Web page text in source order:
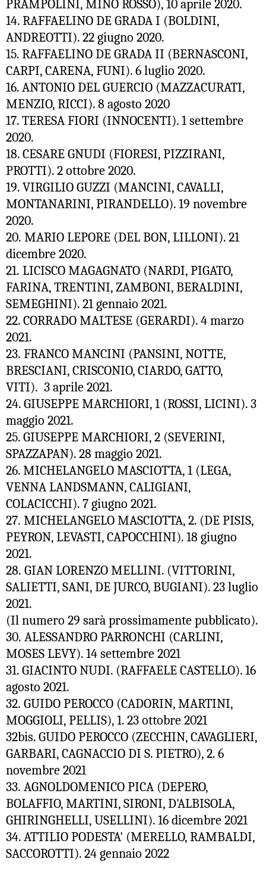
PRAMPOLINI, MINO ROSSO), 10 aprile 2020.
14. RAFFAELINO DE GRADA I (BOLDINI,
ANDREOTTI). 22 giugno 2020.
15. RAFFAELINO DE GRADA II (BERNASCONI,
CARPI, CARENA, FUNI). 6 luglio 2020.
16. ANTONIO DEL GUERCIO (MAZZACURATI,
MENZIO, RICCI). 8 agosto 2020
17. TERESA FIORI (INNOCENTI). 1 settembre
2020.
18. CESARE GNUDI (FIORESI, PIZZIRANI,
PROTTI). 2 ottobre 2020.
19. VIRGILIO GUZZI (MANCINI, CAVALLI,
MONTANARINI, PIRANDELLO). 19 novembre
2020.
20. MARIO LEPORE (DEL BON, LILLONI). 21
dicembre 2020.
21. LICISCO MAGAGNATO (NARDI, PIGATO,
FARINA, TRENTINI, ZAMBONI, BERALDINI,
SEMEGHINI). 21 gennaio 2021.
22. CORRADO MALTESE (GERARDI). 4 marzo
2021.
23. FRANCO MANCINI (PANSINI, NOTTE,
BRESCIANI, CRISCONIO, CIARDO, GATTO,
VITI). 3 aprile 2021.
24. GIUSEPPE MARCHIORI, 1 (ROSSI, LICINI). 3
maggio 2021.
25. GIUSEPPE MARCHIORI, 2 (SEVERINI,
SPAZZAPAN). 28 maggio 2021.
26. MICHELANGELO MASCIOTTA, 1 (LEGA,
VENNA LANDSMANN, CALIGIANI,
COLACICCHI). 7 giugno 2021.
27. MICHELANGELO MASCIOTTA, 2. (DE PISIS,
PEYRON, LEVASTI, CAPOCCHINI). 18 giugno
2021.
28. GIAN LORENZO MELLINI. (VITTORINI,
SALIETTI, SANI, DE JURCO, BUGIANI). 23 luglio
2021.
(Il numero 29 sarà prossimamente pubblicato).
30. ALESSANDRO PARRONCHI (CARLINI,
MOSES LEVY). 14 settembre 2021
31. GIACINTO NUDI. (RAFFAELE CASTELLO). 16
agosto 2021.
32. GUIDO PEROCCO (CADORIN, MARTINI,
MOGGIOLI, PELLIS), 1. 23 ottobre 2021
32bis. GUIDO PEROCCO (ZECCHIN, CAVAGLIERI,
GARBARI, CAGNACCIO DI S. PIETRO), 2. 6
novembre 2021
33. AGNOLDOMENICO PICA (DEPERO,
BOLAFFIO, MARTINI, SIRONI, D'ALBISOLA,
GHIRINGHELLI, USELLINI). 16 dicembre 2021
34. ATTILIO PODESTA' (MERELLO, RAMBALDI,
SACCOROTTI). 24 gennaio 2022